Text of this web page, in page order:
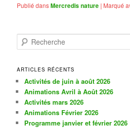
Publié dansMercredis nature | Marqué
e
h
c
h
e
ARTICLES RÉCENTS
Activités de juin à août 2026
Animations Avril à Août 2026
Activités mars 2026
Animations Février 2026
Programme janvier et février 2026